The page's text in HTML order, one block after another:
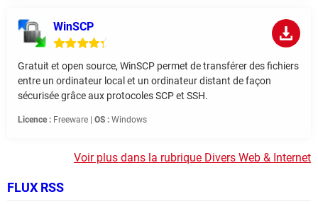
WinSCP
Gratuit et open source, WinSCP permet de transférer des fichiers
entre un ordinateur local et un ordinateur distant de façon
sécurisée grâce aux protocoles SCP et SSH.
Licence : Freeware | OS : Windows
Voir plus dans la rubrique Divers Web & Internet
FLUX RSS